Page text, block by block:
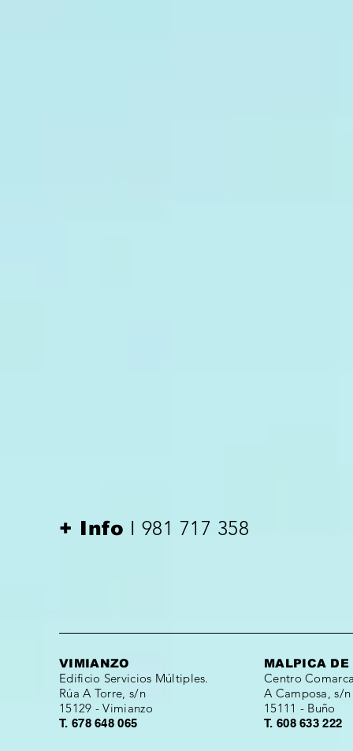
+ Info I 981 717 358
VIMIANZO
Edificio Servicios Múltiples.
Rúa A Torre, s/n
15129 - Vimianzo
T. 678 648 065
MALPICA
Centro
A Camposa, s/n
15111 - Buño
T. 608 633 222